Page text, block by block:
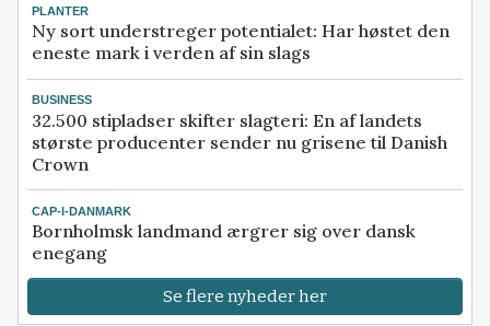
PLANTER
Ny sort understreger potentialet: Har høstet den
eneste mark i verden af sin slags
BUSINESS
32.500 stipladser skifter slagteri: En af landets
største producenter sender nu grisene til Danish
Crown
CAP-I-DANMARK
Bornholmsk landmand ærgrer sig over dansk
enegang
Se flere nyheder her